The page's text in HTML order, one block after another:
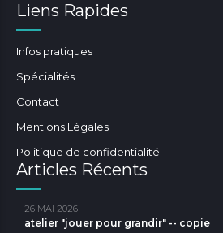
Liens Rapides
Infos pratiques
Spécialités
Contact
Mentions Légales
Politique de confidentialité
Articles Récents
26 MAI 2026
atelier "jouer pour grandir" -- copie